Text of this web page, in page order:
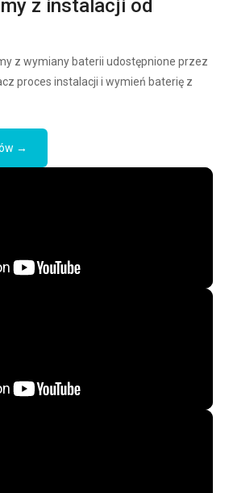
z instalacji od
z wymiany baterii udostępnione przez
proces instalacji i wymień baterię z
→